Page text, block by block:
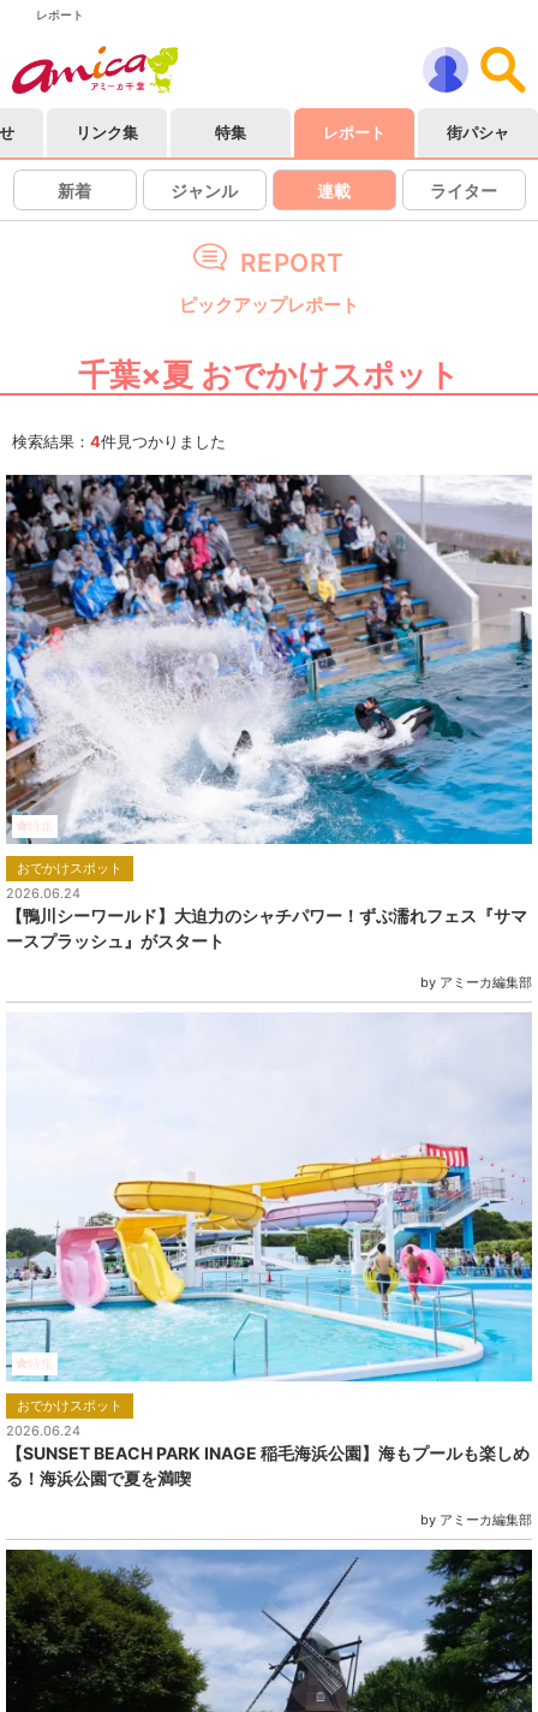
レポート
リンク集 特集 レポート 街パシャ
新着 ジャンル 連載 ライター
REPORT
ピックアップレポート
千葉×夏 おでかけスポット
検索結果： 4件見つかりました
特集
おでかけスポット
2026.06.24
【鴨川シーワールド】大迫力のシャチパワー！ずぶ濡れフェス『サマ
ースプラッシュ』がスタート
by アミーカ編集部
特集
おでかけスポット
2026.06.24
【SUNSET BEACH PARK INAGE 稲毛海浜公園】海もプールも楽しめ
る！海浜公園で夏を満喫
by アミーカ編集部